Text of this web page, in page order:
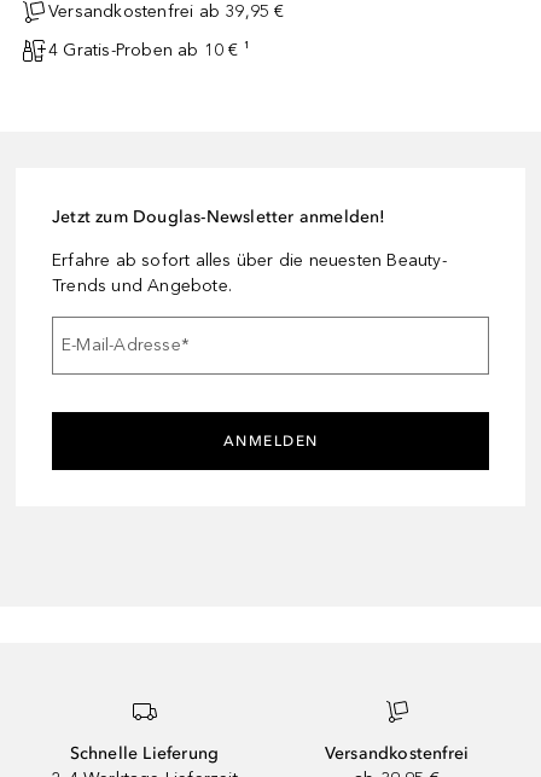
Versandkostenfrei ab 39,95 €
4 Gratis-Proben ab 10 € ¹
Jetzt zum Douglas-Newsletter anmelden!
Erfahre ab sofort alles über die neuesten Beauty-
Trends und Angebote.
E-Mail-Adresse*
ANMELDEN
Schnelle Lieferung
Versandkostenfrei